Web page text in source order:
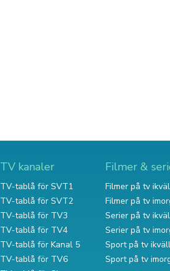
TV kanaler
TV-tablå för SVT1
TV-tablå för SVT2
TV-tablå för TV3
TV-tablå för TV4
TV-tablå för Kanal 5
TV-tablå för TV6
Filmer &
Filmer på tv
Filmer på tv
Serier på tv
Serier på tv
Sport på tv ikväll
Sport på tv